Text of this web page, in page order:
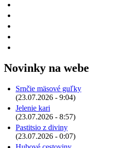
Novinky na webe
Srnčie mäsové guľky
(23.07.2026 - 9:04)
Jelenie kari
(23.07.2026 - 8:57)
Pastitsio z diviny
(23.07.2026 - 0:07)